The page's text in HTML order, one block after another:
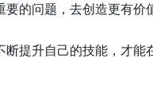
的问题，去创造更有价
提升自己的技能，才能